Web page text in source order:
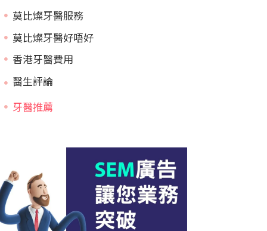
莫比燦牙醫服務
莫比燦牙醫好唔好
香港牙醫費用
牙醫推薦